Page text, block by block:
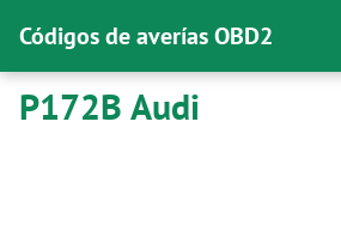
Códigos de averías OBD2
P172B Audi